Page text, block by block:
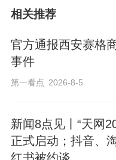
相关推荐
官方通报西安赛格
事件
第一看点 2026-8-5
新闻8点见丨“天网
正式启动；抖音、